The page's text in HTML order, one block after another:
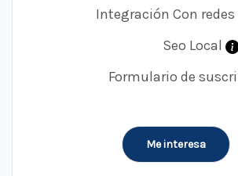
Integración Con
Seo Local
Formulario de
Me interesa